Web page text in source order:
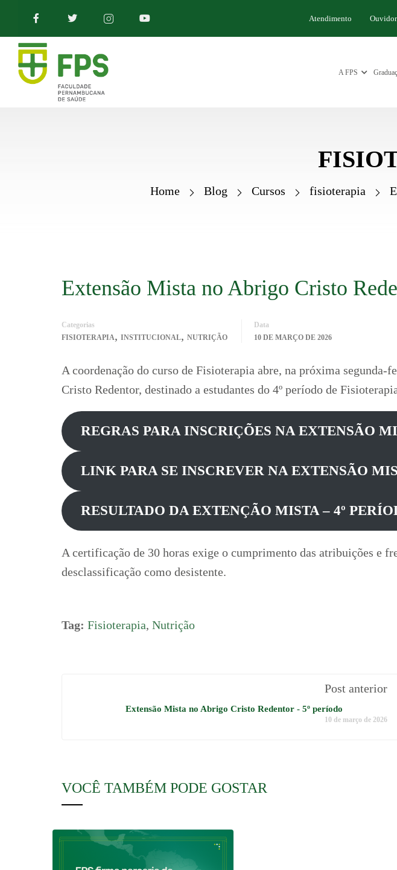
Atendimento
A FPS
Home Blog Cursos fisioterapia
Extensão Mista no Abrigo Cristo
Categorias
FISIOTERAPIA, INSTITUCIONAL, NUTRIÇÃO
Data
10 DE MARÇO DE 2026
A coordenação do curso de Fisioterapia abre, na próxima
Cristo Redentor, destinado a estudantes do 4º período de
REGRAS PARA INSCRIÇÕES NA EXTENSÃO
LINK PARA SE INSCREVER NA EXTENSÃO
RESULTADO DA EXTENÇÃO MISTA – 4º
A certificação de 30 horas exige o cumprimento das atribuições e
desclassificação como desistente.
Tag: Fisioterapia, Nutrição
Post anterior
Extensão Mista no Abrigo Cristo Redentor - 5º período
10 de março de 2026
VOCÊ TAMBÉM PODE GOSTAR